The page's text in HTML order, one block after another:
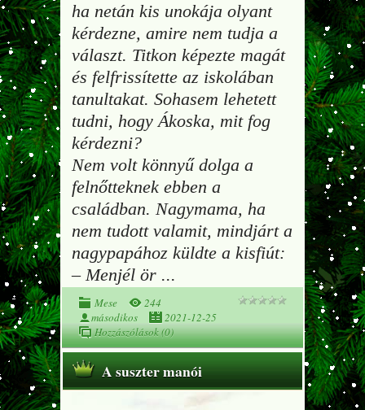
ha netán kis unokája olyant
kérdezne, amire nem tudja a
választ. Titkon képezte magát
és felfrissítette az iskolában
tanultakat. Sohasem lehetett
tudni, hogy Ákoska, mit fog
kérdezni?
Nem volt könnyű dolga a
felnőtteknek ebben a
családban. Nagymama, ha
nem tudott valamit, mindjárt a
nagypapához küldte a kisfiút:
– Menjél ör ...
Mese
244
másodikos
2021-12-25
Hozzászólások (0)
A suszter manói